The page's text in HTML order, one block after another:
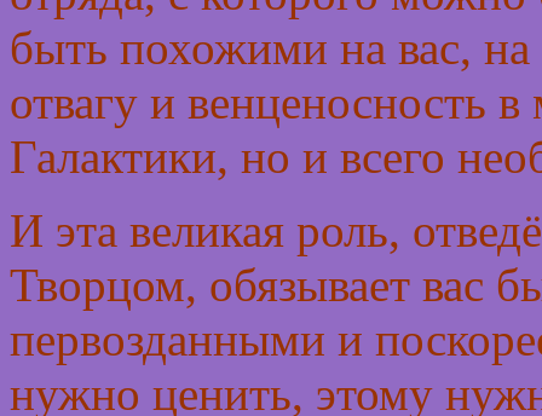
быть похожими на вас,
отвагу и венценосность
Галактики, но и всего
И эта великая роль,
Творцом, обязывает вас
первозданными и
нужно ценить, этому